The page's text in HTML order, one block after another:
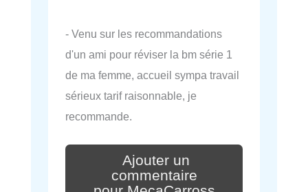
- Venu sur les recommandations
d'un ami pour réviser la bm série 1
de ma femme, accueil sympa travail
sérieux tarif raisonnable, je
recommande.
Ajouter un
commentaire